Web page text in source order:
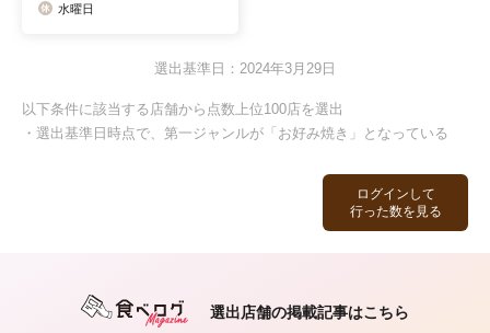
ログインして
行った数を見る
水曜日
選出基準日：2024年3月29日
以下条件に該当する店舗から点数上位100店を選出
・選出基準日時点で、第一ジャンルが「お好み焼き」となっている
選出店舗の掲載記事はこちら